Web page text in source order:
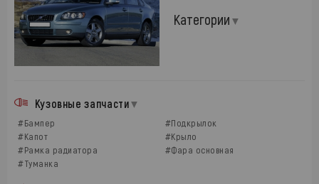
Категории
Кузовные запчасти
#Бампер
#Подкрылок
#Капот
#Крыло
#Рамка радиатора
#Фара основная
#Туманка